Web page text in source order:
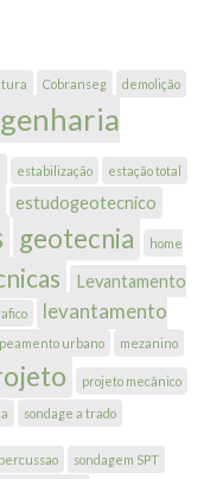
Cobranseg demolição
estabilização estação total
estudogeotecnico
geotecnia home
Levantamento
levantamento
urbano mezanino
projeto mecânico
sondage a trado
sondagem SPT